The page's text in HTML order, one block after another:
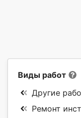
Виды работ
Другие
Ремонт